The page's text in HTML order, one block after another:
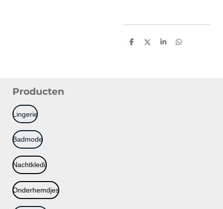
D
D
S
D
Producten
Lingerie
Badmode
Nachtkledij
Onderhemdjes